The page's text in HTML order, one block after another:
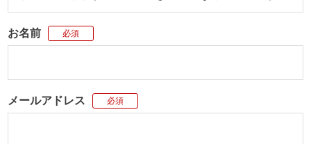
お名前 必須
メールアドレス 必須